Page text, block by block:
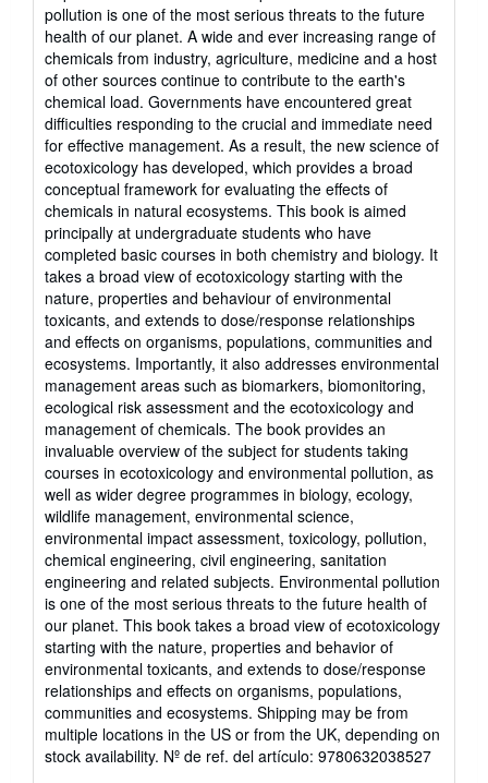
vendedor:
5
de
5
estrellas
pollution is one of the most serious threats to the future
health of our planet. A wide and ever increasing range of
chemicals from industry, agriculture, medicine and a host
of other sources continue to contribute to the earth's
chemical load. Governments have encountered great
difficulties responding to the crucial and immediate need
for effective management. As a result, the new science of
ecotoxicology has developed, which provides a broad
conceptual framework for evaluating the effects of
chemicals in natural ecosystems. This book is aimed
principally at undergraduate students who have
completed basic courses in both chemistry and biology. It
takes a broad view of ecotoxicology starting with the
nature, properties and behaviour of environmental
toxicants, and extends to dose/response relationships
and effects on organisms, populations, communities and
ecosystems. Importantly, it also addresses environmental
management areas such as biomarkers, biomonitoring,
ecological risk assessment and the ecotoxicology and
management of chemicals. The book provides an
invaluable overview of the subject for students taking
courses in ecotoxicology and environmental pollution, as
well as wider degree programmes in biology, ecology,
wildlife management, environmental science,
environmental impact assessment, toxicology, pollution,
chemical engineering, civil engineering, sanitation
engineering and related subjects. Environmental pollution
is one of the most serious threats to the future health of
our planet. This book takes a broad view of ecotoxicology
starting with the nature, properties and behavior of
environmental toxicants, and extends to dose/response
relationships and effects on organisms, populations,
communities and ecosystems. Shipping may be from
multiple locations in the US or from the UK, depending on
stock availability. Nº de ref. del artículo: 9780632038527